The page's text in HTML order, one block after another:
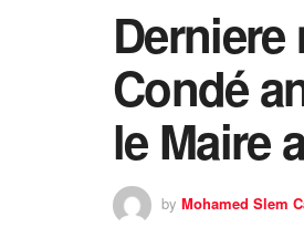
Condé
le Maire
by Mohamed Slem